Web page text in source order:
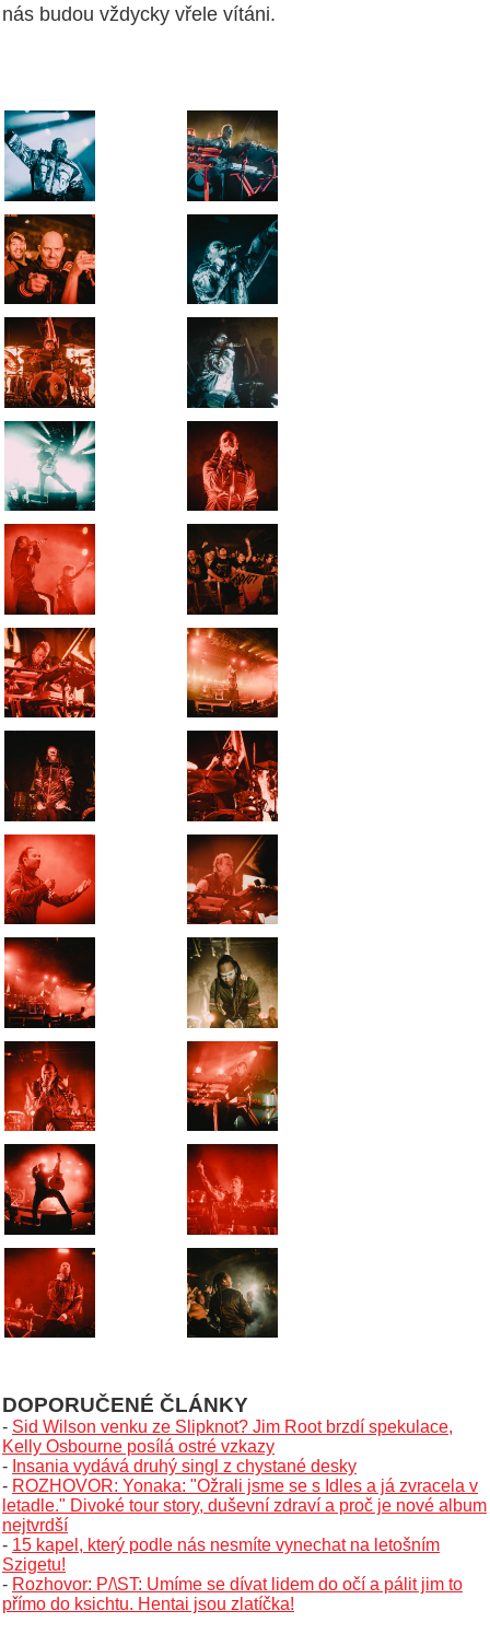
nás budou vždycky vřele vítáni.
DOPORUČENÉ ČLÁNKY
- Sid Wilson venku ze Slipknot? Jim Root brzdí spekulace,
Kelly Osbourne posílá ostré vzkazy
- Insania vydává druhý singl z chystané desky
- ROZHOVOR: Yonaka: "Ožrali jsme se s Idles a já zvracela v
letadle." Divoké tour story, duševní zdraví a proč je nové album
nejtvrdší
- 15 kapel, který podle nás nesmíte vynechat na letošním
Szigetu!
- Rozhovor: P/\ST: Umíme se dívat lidem do očí a pálit jim to
přímo do ksichtu. Hentai jsou zlatíčka!